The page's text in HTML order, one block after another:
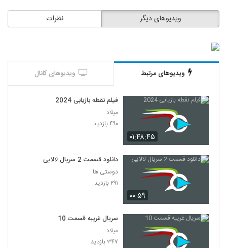
نظرات ویدیوهای دیگر
ویدیوهای مرتبط ویدیوهای کانال
۰۱:۴۸:۴۵
فیلم نقطه بازیابی 2024
میلاد
۴۹۰ بازدید
۰۰:۵۹
دانلود قسمت 2 سریال لالایی
دوستی ها
۲۹۱ بازدید
سریال غریبه قسمت 10
میلاد
۳۴۷ بازدید